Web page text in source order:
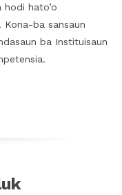
hato’o
Kona-ba sansaun
ba Instituisaun